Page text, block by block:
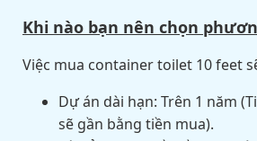
Khi nào bạn nên chọn
Việc mua container toilet 10 feet
Dự án dài hạn: Trên 1 năm
sẽ gần bằng tiền mua).